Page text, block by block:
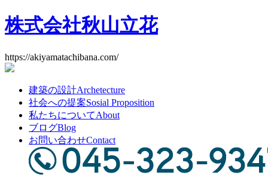
株式会社秋山立花
https://akiyamatachibana.com/
建築の設計Archetecture
社会への提案Sosial Proposition
私たちについてAbout
ブログBlog
お問い合わせContact